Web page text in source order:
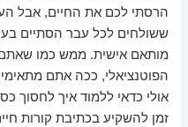
הרסתי לכם את החיים, אבל
ששולחים לכל עבר הסתיים
מותאם אישית. ממש כמו
הפוטנציאלי, ככה אתם
אולי כדאי ללמוד איך לחסוך
זמן להשקיע בכתיבת קורות